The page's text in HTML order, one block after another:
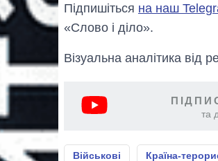
Підпишіться на наш
«Слово і діло».
Візуальна аналітика від
та
Військові Країна-